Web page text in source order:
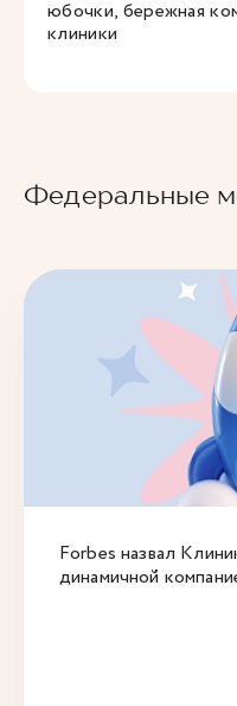
юбочки, бережная
клиники
Федеральные
Forbes назвал
динамичной